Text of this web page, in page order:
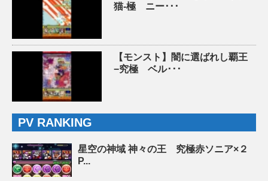
猫-極 ニー･･･
【モンスト】闇に選ばれし覇王
−究極 ベル･･･
PV RANKING
星空の神域 神々の王 究極赤ソニア×２
P...